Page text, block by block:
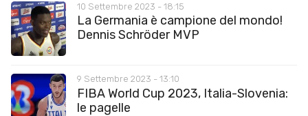
10 Settembre 2023 - 18:15
La Germania è campione del mondo!
Dennis Schröder MVP
9 Settembre 2023 - 13:10
FIBA World Cup 2023, Italia-Slovenia:
le pagelle